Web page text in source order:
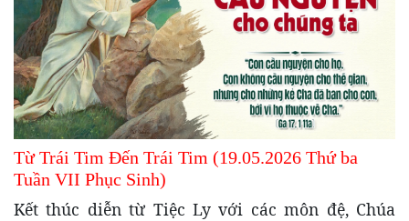
Từ Trái Tim Đến Trái Tim (19.05.2026 Thứ ba
Tuần VII Phục Sinh)
Kết thúc diễn từ Tiệc Ly với các môn đệ, Chúa